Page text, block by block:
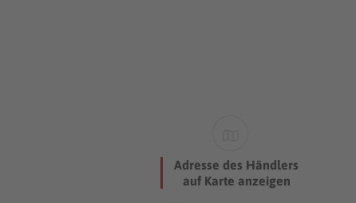
Adresse des Händlers
auf Karte anzeigen